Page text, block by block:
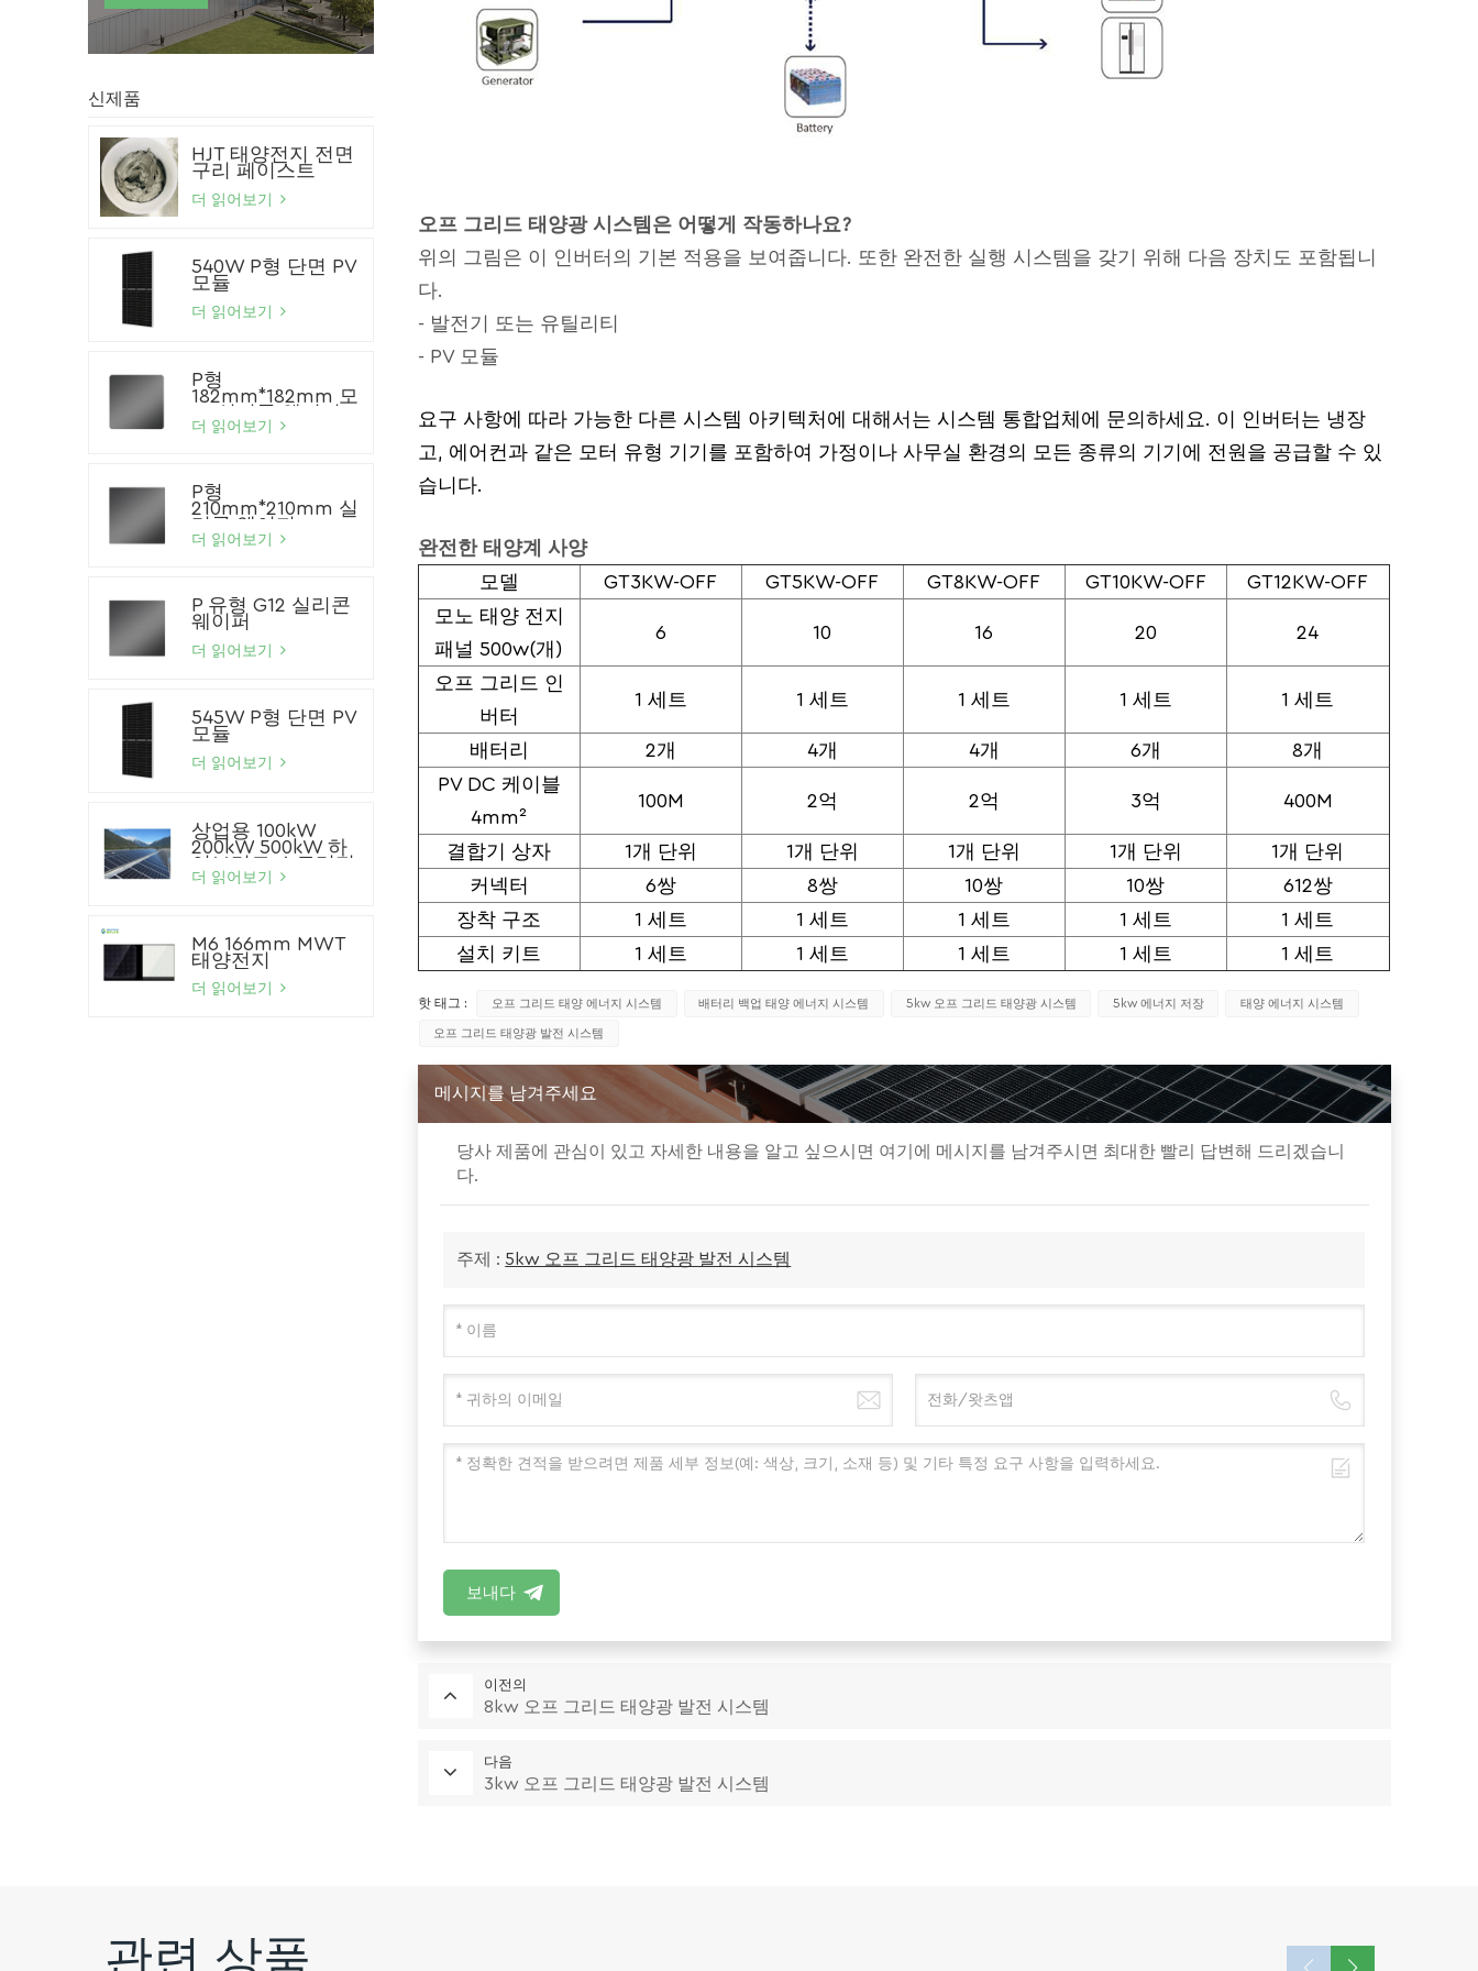
신제품
HJT 태양전지 전면
구리 페이스트
더 읽어보기
540W P형 단면 PV
모듈
더 읽어보기
P형
182mm*182mm 모
노 실리콘 웨이퍼
더 읽어보기
P형
210mm*210mm 실
리콘 웨이퍼
더 읽어보기
P 유형 G12 실리콘
웨이퍼
더 읽어보기
545W P형 단면 PV
모듈
더 읽어보기
상업용 100kW
200kW 500kW 하
이브리드 스토리지
태양광 시스템 리튬
더 읽어보기
M6 166mm MWT
태양전지
더 읽어보기
오프 그리드 태양광 시스템은 어떻게 작동하나요?
위의 그림은 이 인버터의 기본 적용을 보여줍니다. 또한 완전한 실행 시스템을 갖기 위해 다음 장치도 포함됩니
다.
- 발전기 또는 유틸리티
- PV 모듈
요구 사항에 따라 가능한 다른 시스템 아키텍처에 대해서는 시스템 통합업체에 문의하세요. 이 인버터는 냉장
고, 에어컨과 같은 모터 유형 기기를 포함하여 가정이나 사무실 환경의 모든 종류의 기기에 전원을 공급할 수 있
습니다.
완전한 태양계 사양
모델
GT3KW-OFF GT5KW-OFF GT8KW-OFF GT10KW-OFF
GT12KW-OFF
모노 태양 전지
패널 500w(개)
6 10 16 20 24
오프 그리드 인
버터
1 세트 1 세트 1 세트 1 세트 1 세트
배터리 2개 4개 4개 6개
8개
PV DC 케이블
4mm²
100M 2억 2억 3억 400M
결합기 상자 1개 단위 1개 단위 1개 단위 1개 단위
1개 단위
커넥터
6쌍 8쌍 10쌍 10쌍
612쌍
장착 구조
1 세트 1 세트 1 세트 1 세트
1 세트
설치 키트
1 세트 1 세트 1 세트 1 세트 1 세트
핫 태그 : 오프 그리드 태양 에너지 시스템 배터리 백업 태양 에너지 시스템 5kw 오프 그리드 태양광 시스템 5kw 에너지 저장 태양 에너지 시스템
오프 그리드 태양광 발전 시스템
메시지를 남겨주세요
당사 제품에 관심이 있고 자세한 내용을 알고 싶으시면 여기에 메시지를 남겨주시면 최대한 빨리 답변해 드리겠습니
다.
주제 : 5kw 오프 그리드 태양광 발전 시스템
보내다
이전의
8kw 오프 그리드 태양광 발전 시스템
다음
3kw 오프 그리드 태양광 발전 시스템
관련 상품